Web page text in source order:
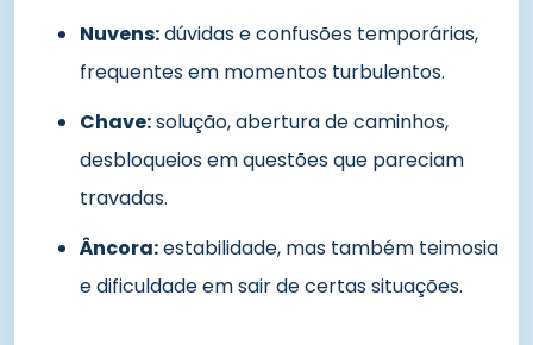
Nuvens:dúvidas e confusões temporárias,
frequentes em momentos turbulentos.
Chave:solução, abertura de caminhos,
desbloqueios em questões que pareciam
travadas.
Âncora:estabilidade, mas também teimosia
e dificuldade em sair de certas situações.